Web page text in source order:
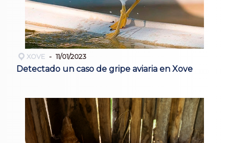
XOVE 11/01/2023
Detectado un caso de gripe aviaria en Xove